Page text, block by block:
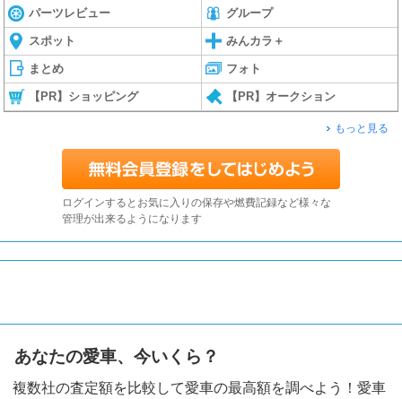
パーツレビュー グループ
スポット みんカラ＋
まとめ フォト
【PR】ショッピング 【PR】オークション
もっと見る
ログインするとお気に入りの保存や燃費記録など様々な
管理が出来るようになります
あなたの愛車、今いくら？
複数社の査定額を比較して愛車の最高額を調べよう！愛車